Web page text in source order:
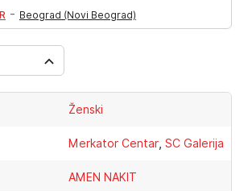
- Beograd (Novi Beograd)
Ženski
Merkator Centar, SC Galerija
AMEN NAKIT